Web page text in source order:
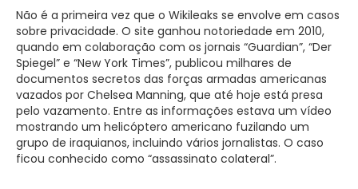
Não é a primeira vez que o Wikileaks se envolve em casos
sobre privacidade. O site ganhou notoriedade em 2010,
quando em colaboração com os jornais “Guardian”, “Der
Spiegel” e “New York Times”, publicou milhares de
documentos secretos das forças armadas americanas
vazados por Chelsea Manning, que até hoje está presa
pelo vazamento. Entre as informações estava um vídeo
mostrando um helicóptero americano fuzilando um
grupo de iraquianos, incluindo vários jornalistas. O caso
ficou conhecido como “assassinato colateral”.